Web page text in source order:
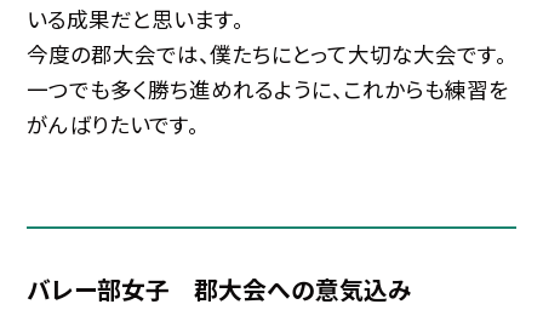
いる成果だと思います。
今度の郡大会では、僕たちにとって大切な大会です。
一つでも多く勝ち進めれるように、これからも練習を
がんばりたいです。
バレー部女子 郡大会への意気込み